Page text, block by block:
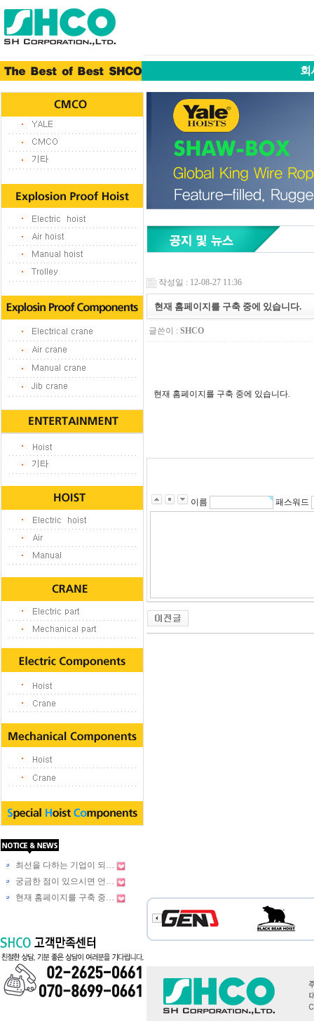
회
최선을 다하는 기업이 되…
궁금한 점이 있으시면 언…
현재 홈페이지를 구축 중…
작성일 : 12-08-27 11:36
현재 홈페이지를 구축 중에 있습니다.
글쓴이 : SHCO
현재 홈페이지를 구축 중에 있습니다.
이름 패스워드